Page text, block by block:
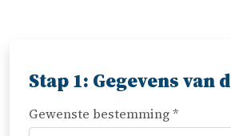
Stap 1: Gegevens van
Gewenste bestemming *